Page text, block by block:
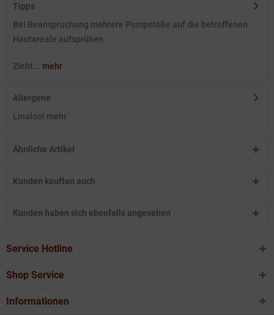
Tipps
Bei Beanspruchung mehrere Pumpstöße auf die betroffenen
Hautareale aufsprühen.
Zieht... mehr
Allergene
Linalool mehr
Ähnliche Artikel
Kunden kauften auch
Kunden haben sich ebenfalls angesehen
Service Hotline
Shop Service
Informationen